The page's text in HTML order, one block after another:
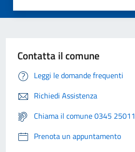
Contatta il comune
Leggi le domande frequenti
Richiedi Assistenza
Chiama il comune 0345 25011
Prenota un appuntamento